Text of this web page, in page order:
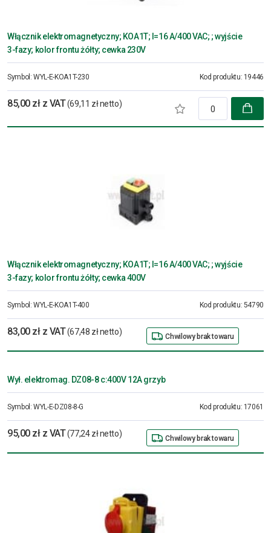
Włącznik elektromagnetyczny; KOA1T; I=16 A/400 VAC; ; wyjście
3-fazy; kolor frontu żółty; cewka 230V
Symbol:WYL-E-KOA1T-230 Kod produktu: 19446
85,00 zł z VAT(69,11 zł netto)
Włącznik elektromagnetyczny; KOA1T; I=16 A/400 VAC; ; wyjście
3-fazy; kolor frontu żółty; cewka 400V
Symbol:WYL-E-KOA1T-400 Kod produktu: 54790
83,00 zł z VAT(67,48 zł netto) Chwilowy brak towaru
Wył. elektromag. DZ08-8 c:400V 12A grzyb
Symbol:WYL-E-DZ08-8-G Kod produktu: 17061
95,00 zł z VAT(77,24 zł netto) Chwilowy brak towaru